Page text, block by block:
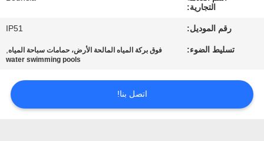
مراقبة
الجودة
اتصل
بنا
التجارية:
رقم الموديل: IP51
تسليط الضوء: فوق بركة المياه المالحة الأرض، حمامات سباحة المياه,
water swimming pools
اتصل بنا!